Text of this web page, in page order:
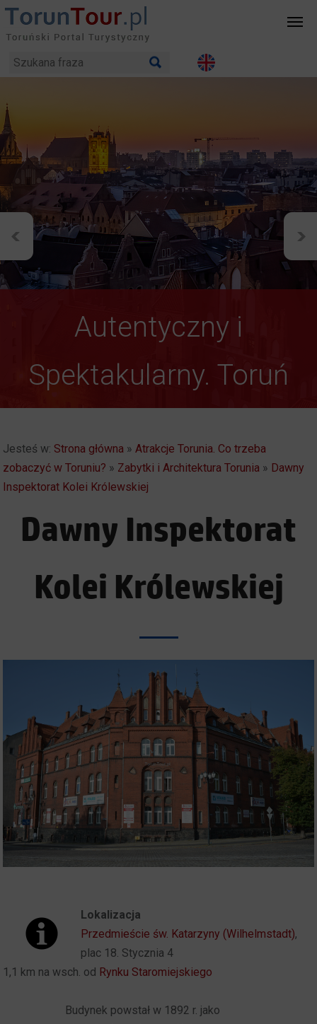
Autentyczny i
Spektakularny. Toruń
Weekendowe
Zwiedzanie Torunia
Jesteś w: Strona główna »Atrakcje Torunia. Co trzeba
zobaczyć w Toruniu? » Zabytki i Architektura Torunia » Dawny
Inspektorat Kolei Królewskiej
Dawny Inspektorat
Kolei Królewskiej
Lokalizacja
Przedmieście św. Katarzyny (Wilhelmstadt),
plac 18. Stycznia 4
1,1 km na wsch. od Rynku Staromiejskiego
Budynek powstał w 1892 r. jako